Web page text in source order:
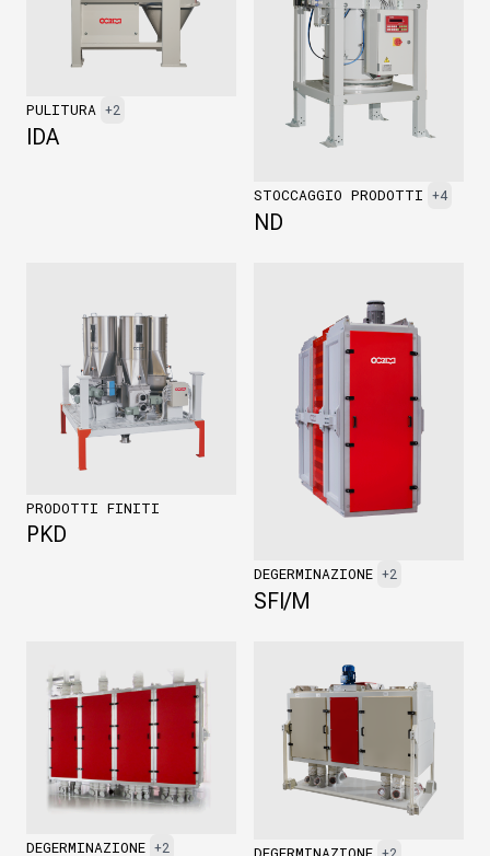
PULITURA +2
IDA
STOCCAGGIO PRODOTTI +4
ND
PRODOTTI FINITI
PKD
DEGERMINAZIONE +2
SFI/M
DEGERMINAZIONE +2